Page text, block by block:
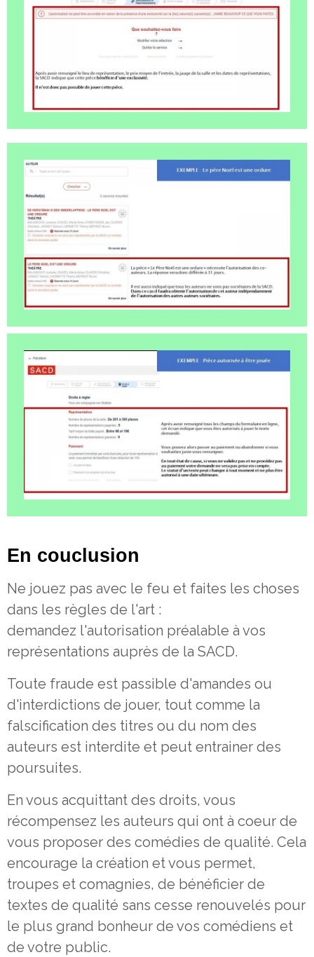
En couclusion
Ne jouez pas avec le feu et faites les choses
dans les règles de l'art :
demandez l'autorisation préalable à vos
représentations auprès de la SACD.
Toute fraude est passible d'amandes ou
d'interdictions de jouer, tout comme la
falscification des titres ou du nom des
auteurs est interdite et peut entrainer des
poursuites.
En vous acquittant des droits, vous
récompensez les auteurs qui ont à coeur de
vous proposer des comédies de qualité. Cela
encourage la création et vous permet,
troupes et comagnies, de bénéficier de
textes de qualité sans cesse renouvelés pour
le plus grand bonheur de vos comédiens et
de votre public.